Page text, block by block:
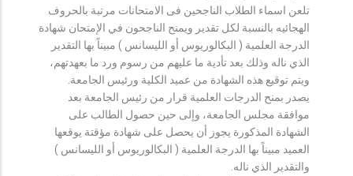
تلعن اسماء الطلاب الناجحين فى الامتحانات مرتبة بالحروف
الهجائيه بالنسبة لكل تقدير ويمنح الناجحون في الإمتحان شهادة
الدرجة العلمية ( البكالوريوس أو الليسانس ) مبيناً بها التقدير
الذي ناله وذلك بعد تأدية ما عليهم من رسوم ورد ما بعهدتهم،
ويتم توقيع هذه الشهادة من عميد الكلية ورئيس الجامعة.
يصدر بمنح الدرجات العلمية قرار من رئيس الجامعة بعد
موافقة مجلس الجامعة، وإلى حين حصول الطالب على
الشهادة المذكورة يجوز أن يحصل على شهادة مؤقتة يوقعها
العميد مبيناً بها الدرجة العلمية ( البكالوريوس أو الليسانس )
والتقدير الذي ناله.